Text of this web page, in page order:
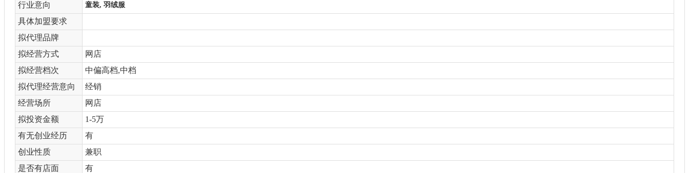
行业意向 童装, 羽绒服
具体加盟要求
拟代理品牌
拟经营方式
网店
拟经营档次
中偏高档,中档
拟代理经营意向
经销
经营场所
网店
拟投资金额
1-5万
有无创业经历
有
创业性质
兼职
是否有店面
有